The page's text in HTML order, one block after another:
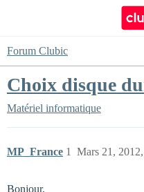
Forum Clubic
Choix disque
Matériel informatique
MP_France Mars 21, 2012,
1
Bonjour,